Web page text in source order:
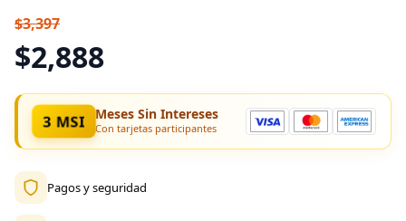
$3,397
$2,888
3 MSI Meses Sin Intereses
Con tarjetas participantes
Pagos y seguridad